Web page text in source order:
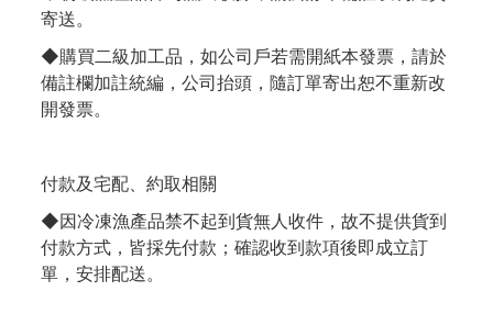
寄送。
◆購買二級加工品，如公司戶若需開紙本發票，請於
備註欄加註統編，公司抬頭，隨訂單寄出恕不重新改
開發票。
付款及宅配、約取相關
◆因冷凍漁產品禁不起到貨無人收件，故不提供貨到
付款方式，皆採先付款；確認收到款項後即成立訂
單，安排配送。